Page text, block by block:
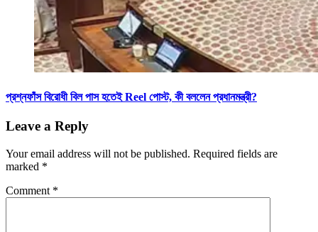
প্রশ্নফাঁস বিরোধী বিল পাস হতেই Reel পোস্ট, কী বললেন প্রধানমন্ত্রী?
Leave a Reply
Your email address will not be published. Required fields are
marked *
Comment *